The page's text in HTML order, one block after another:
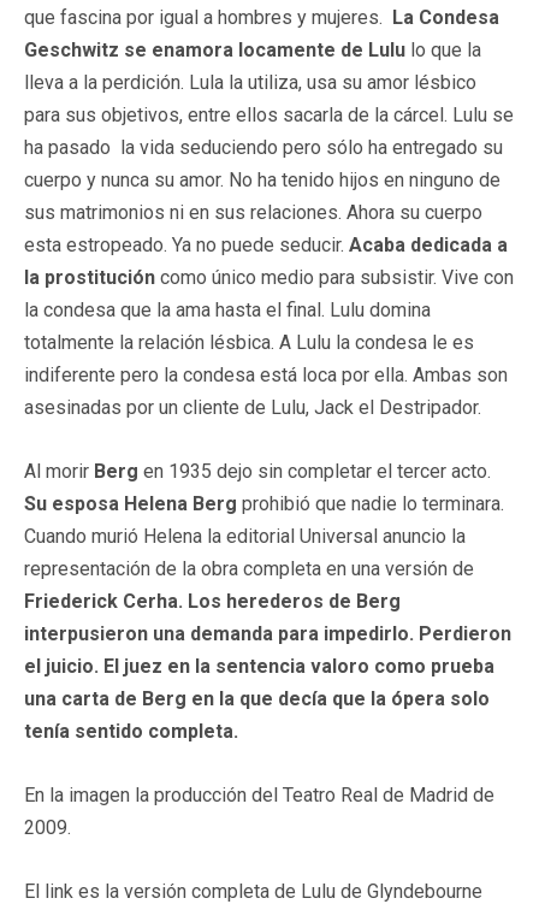
que fascina por igual a hombres y mujeres. La Condesa
Geschwitz se enamora locamente de Lulu lo que la
lleva a la perdición. Lula la utiliza, usa su amor lésbico
para sus objetivos, entre ellos sacarla de la cárcel. Lulu se
ha pasado la vida seduciendo pero sólo ha entregado su
cuerpo y nunca su amor. No ha tenido hijos en ninguno de
sus matrimonios ni en sus relaciones. Ahora su cuerpo
esta estropeado. Ya no puede seducir. Acaba dedicada a
la prostitución como único medio para subsistir. Vive con
la condesa que la ama hasta el final. Lulu domina
totalmente la relación lésbica. A Lulu la condesa le es
indiferente pero la condesa está loca por ella. Ambas son
asesinadas por un cliente de Lulu, Jack el Destripador.
Al morir Berg en 1935 dejo sin completar el tercer acto.
Su esposa Helena Berg prohibió que nadie lo terminara.
Cuando murió Helena la editorial Universal anuncio la
representación de la obra completa en una versión de
Friederick Cerha. Los herederos de Berg
interpusieron una demanda para impedirlo. Perdieron
el juicio. El juez en la sentencia valoro como prueba
una carta de Berg en la que decía que la ópera solo
tenía sentido completa.
En la imagen la producción del Teatro Real de Madrid de
2009.
El link es la versión completa de Lulu de Glyndebourne